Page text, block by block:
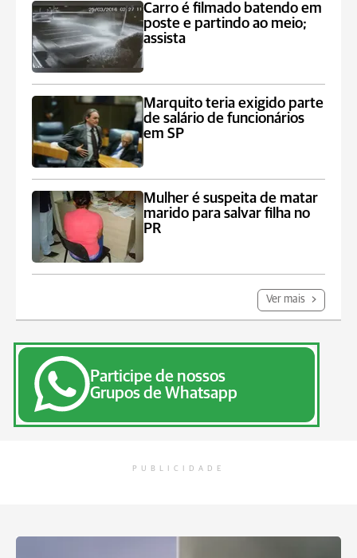
Carro é filmado batendo em
poste e partindo ao meio;
assista
Marquito teria exigido parte
de salário de funcionários
em SP
Mulher é suspeita de matar
marido para salvar filha no
PR
Ver mais
Participe de nossos
Grupos de Whatsapp
PUBLICIDADE